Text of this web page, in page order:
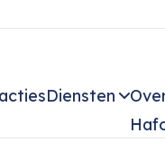
Diensten